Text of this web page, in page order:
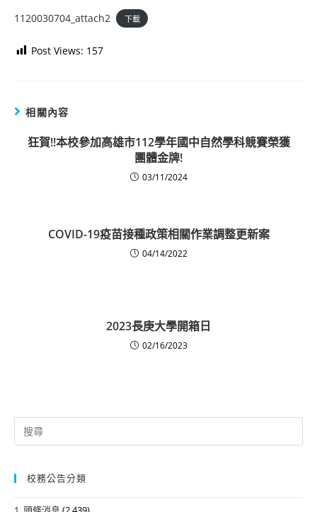
1120030704_attach2 下載
Post Views: 157
相關內容
狂賀!!本校參加高雄市112學年國中自然學科競賽榮獲
團體金牌!
03/11/2024
COVID-19疫苗接種政策相關作業調整更新案
04/14/2022
2023長庚大學開箱日
02/16/2023
Search
for:
校務公告分類